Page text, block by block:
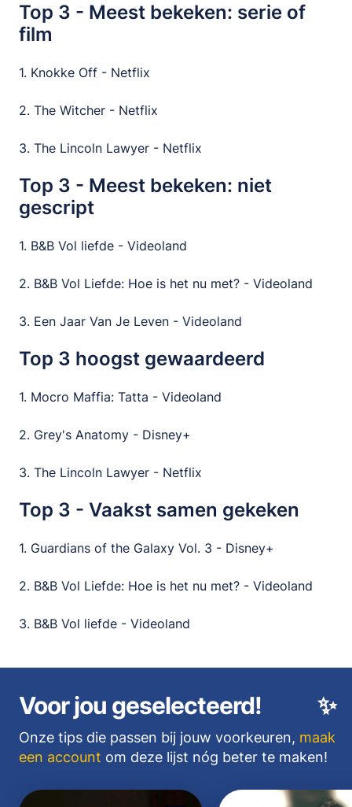
Top 3 - Meest bekeken: serie of
film
1. Knokke Off - Netflix
2. The Witcher - Netflix
3. The Lincoln Lawyer - Netflix
Top 3 - Meest bekeken: niet
gescript
1. B&B Vol liefde - Videoland
2. B&B Vol Liefde: Hoe is het nu met? - Videoland
3. Een Jaar Van Je Leven - Videoland
Top 3 hoogst gewaardeerd
1. Mocro Maffia: Tatta - Videoland
2. Grey's Anatomy - Disney+
3. The Lincoln Lawyer - Netflix
Top 3 - Vaakst samen gekeken
1. Guardians of the Galaxy Vol. 3 - Disney+
2. B&B Vol Liefde: Hoe is het nu met? - Videoland
3. B&B Vol liefde - Videoland
✨
Voor jou geselecteerd!
Onze tips die passen bij jouw voorkeuren, maak
een account om deze lijst nóg beter te maken!